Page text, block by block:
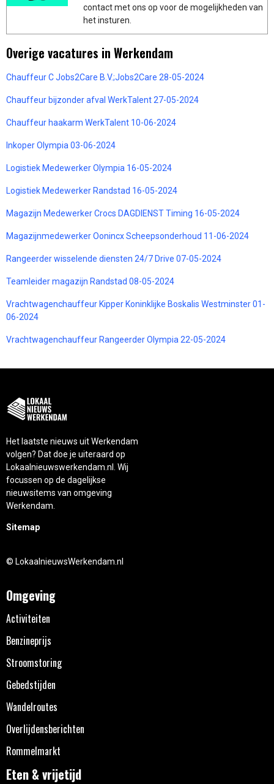
contact met ons op voor de mogelijkheden van
het insturen.
Overige vacatures in Werkendam
Chauffeur C Jobs2Care B.V.;Jobs2Care 28-05-2024
Chauffeur bijzonder afval WerkTalent 27-05-2024
Chauffeur haakarm WerkTalent 10-06-2024
Inkoper Olympia 03-06-2024
Logistiek Medewerker Olympia 16-05-2024
Logistiek Medewerker Randstad 16-05-2024
Magazijn Medewerker Crocs DAGDIENST Timing 16-05-2024
Magazijnmedewerker Oonincx Scheepsonderhoud 11-06-2024
Rangeerder wisselende diensten 24/7 Drive 07-05-2024
Teamleider magazijn Randstad 08-05-2024
Vrachtwagenchauffeur Kipper Koninklijke Boskalis Westminster 01-
06-2024
Vrachtwagenchauffeur Rangeerder Olympia 22-05-2024
Het laatste nieuws uit Werkendam
volgen? Dat doe je uiteraard op
Lokaalnieuwswerkendam.nl. Wij
focussen op de dagelijkse
nieuwsitems van omgeving
Werkendam.
Sitemap
© LokaalnieuwsWerkendam.nl
Omgeving
Activiteiten
Benzineprijs
Stroomstoring
Gebedstijden
Wandelroutes
Overlijdensberichten
Rommelmarkt
Eten & vrijetijd